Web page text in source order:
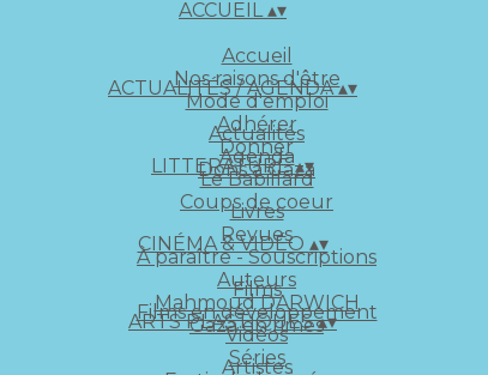
ACCUEIL▴▾
Accueil
Nos raisons d'être
Mode d'emploi
Adhérer
Donner
Dons à Gaza
ACTUALITÉS / AGENDA▴▾
Actualités
Agenda
Le Babillard
Coups de coeur
LITTERATURE▴▾
Livres
Revues
À paraître - Souscriptions
Auteurs
Mahmoud DARWICH
Gaza en rimes
CINÉMA & VIDÉO ▴▾
Films
Films en développement
Vidéos
Séries
ARTS PLASTIQUES▴▾
Artistes